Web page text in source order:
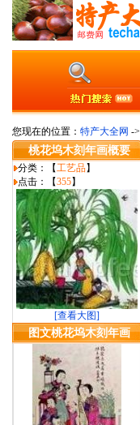
您现在的位置： 特产大全网 ->
桃花坞木刻年画概要
分类：【工艺品】
点击：【355】
[查看大图]
图文桃花坞木刻年画